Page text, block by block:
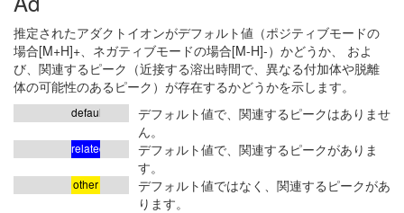
推定されたアダクトイオンがデフォルト値（ポジティブモードの
場合[M+H]+、ネガティブモードの場合[M-H]-）かどうか、 およ
び、関連するピーク（近接する溶出時間で、異なる付加体や脱離
体の可能性のあるピーク）が存在するかどうかを示します。
default
デフォルト値で、関連するピークはありませ
ん。
related
デフォルト値で、関連するピークがありま
す。
other
デフォルト値ではなく、関連するピークがあ
ります。